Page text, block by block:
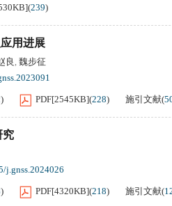
](239)
用进展
良, 魏步征
) PDF[2545KB](228) 施引文献(
究
j.gnss.2024026
) PDF[4320KB](218) 施引文献(